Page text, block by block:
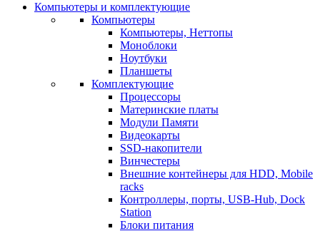
Компьютеры и комплектующие
Компьютеры
Компьютеры, Неттопы
Моноблоки
Ноутбуки
Планшеты
Комплектующие
Процессоры
Материнские платы
Модули Памяти
Видеокарты
SSD-накопители
Винчестеры
Внешние контейнеры для HDD, Mobile
racks
Контроллеры, порты, USB-Hub, Dock
Station
Блоки питания